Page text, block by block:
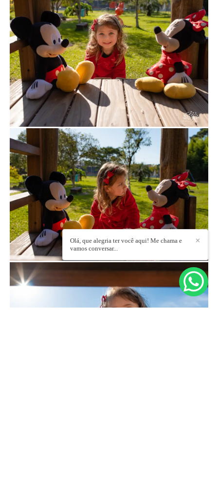
✕
Olá, que alegria ter você aqui! Me chama e
vamos conversar...